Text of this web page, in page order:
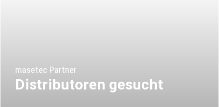
masetec Partner
Distributoren gesucht